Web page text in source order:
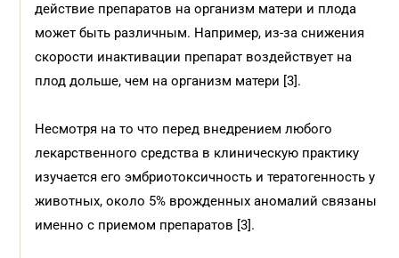
действие препаратов на организм матери и плода
может быть различным. Например, из-за снижения
скорости инактивации препарат воздействует на
плод дольше, чем на организм матери [3].
Несмотря на то что перед внедрением любого
лекарственного средства в клиническую практику
изучается его эмбриотоксичность и тератогенность у
животных, около 5% врожденных аномалий связаны
именно с приемом препаратов [3].